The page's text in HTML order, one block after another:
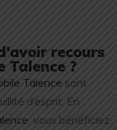
recours
?
Talence sont
d’esprit. En
, vous bénéficiez